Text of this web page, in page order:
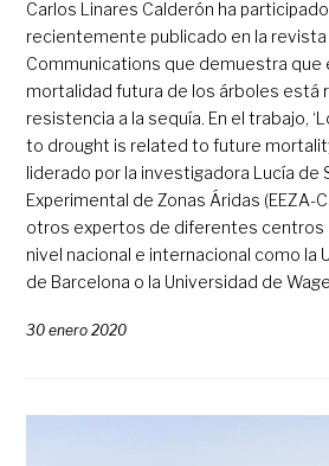
Carlos Linares Calderón ha
recientemente publicado en la revista
Communications que demuestra que
mortalidad futura de los árboles está
resistencia a la sequía. En el trabajo,
to drought is related to future
liderado por la investigadora Lucía de
Experimental de Zonas Áridas (EEZA-
otros expertos de diferentes centros
nivel nacional e internacional como la
de Barcelona o la Universidad de
30 enero 2020